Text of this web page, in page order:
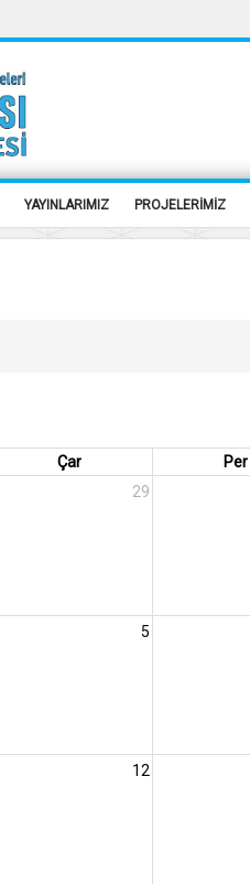
YAYINLARIMIZ PROJELERİMİZ
Çar Per
29
5
12